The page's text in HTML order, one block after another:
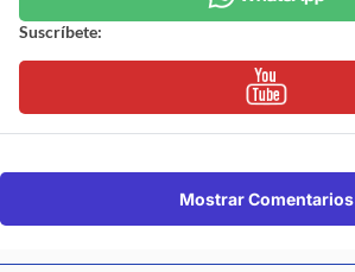
Suscríbete:
Mostrar Comentarios